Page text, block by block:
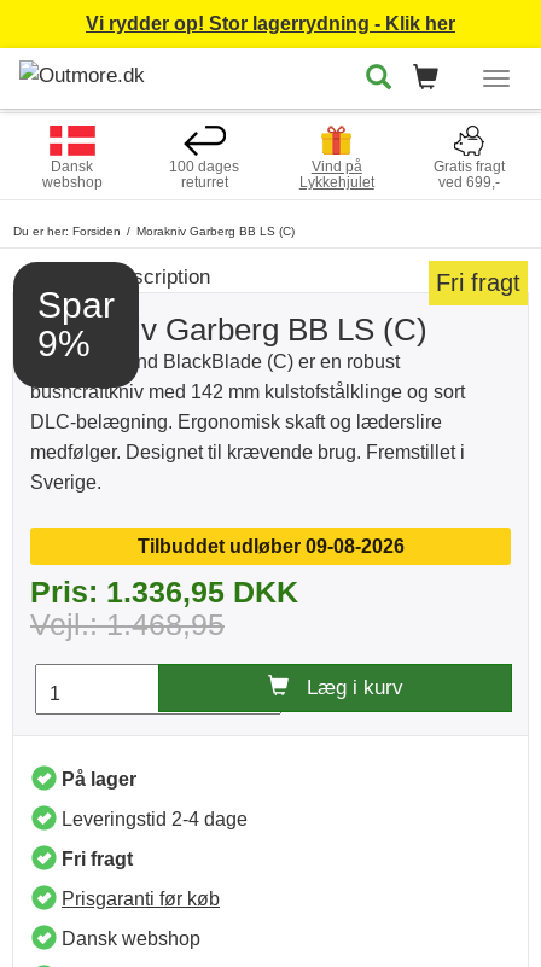
Vi rydder op! Stor lagerrydning - Klik her
Dansk
webshop
100 dages
returret
Vind på
Lykkehjulet
Gratis fragt
ved 699,-
Du er her: Forsiden Morakniv Garberg BB LS (C)
Spar
9%
Fri fragt
Morakniv Garberg BB LS (C)
Garberg Grand BlackBlade (C) er en robust
bushcraftkniv med 142 mm kulstofstålklinge og sort
DLC-belægning. Ergonomisk skaft og læderslire
medfølger. Designet til krævende brug. Fremstillet i
Sverige.
Tilbuddet udløber 09-08-2026
Pris: 1.336,95 DKK
Vejl.: 1.468,95
Læg i kurv
På lager
Leveringstid 2-4 dage
Fri fragt
Prisgaranti før køb
Dansk webshop